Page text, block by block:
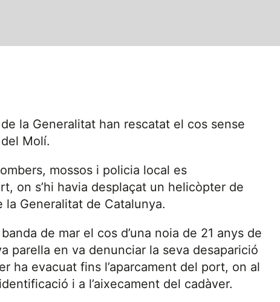
la Generalitat han rescatat el cos sense
Molí.
mossos i policia local es
on s’hi havia desplaçat un helicòpter de
la Generalitat de Catalunya.
de mar el cos d’una noia de 21 anys de
parella en va denunciar la seva desaparició
ha evacuat fins l’aparcament del port, on al
i a l’aixecament del cadàver.